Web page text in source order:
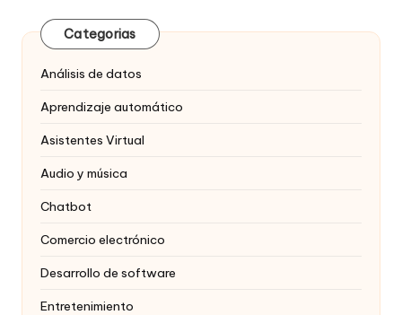
Categorias
Análisis de datos
Aprendizaje automático
Asistentes Virtual
Audio y música
Chatbot
Comercio electrónico
Desarrollo de software
Entretenimiento